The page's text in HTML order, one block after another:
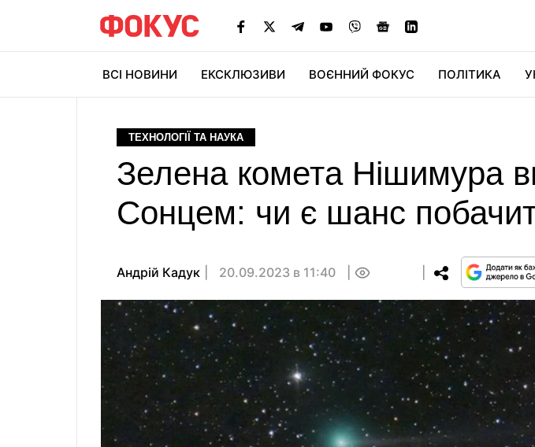
ВСІ НОВИНИ ЕКСКЛЮЗИВИ ВОЄННИЙ ФОКУС ПОЛІТИКА
ТЕХНОЛОГІЇ ТА НАУКА
Зелена комета Нішимура
Сонцем: чи є шанс
Андрій Кадук 20.09.2023 в 11:40